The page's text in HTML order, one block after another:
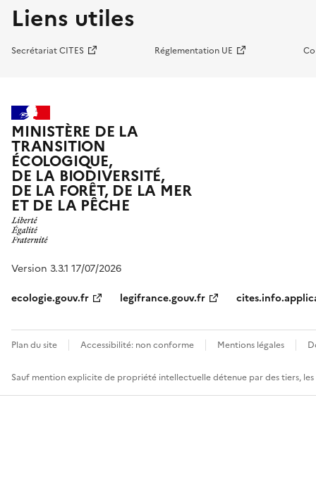
Liens utiles
Secrétariat CITES Réglementation UE
MINISTÈRE DE LA
TRANSITION
ÉCOLOGIQUE,
DE LA BIODIVERSITÉ,
DE LA FORÊT, DE LA MER
ET DE LA PÊCHE
Version 3.3.1 17/07/2026
ecologie.gouv.fr
legifrance.gouv.fr
Plan du site Accessibilité: non conforme Mentions légales
Sauf mention explicite de propriété intellectuelle détenue par des tiers,